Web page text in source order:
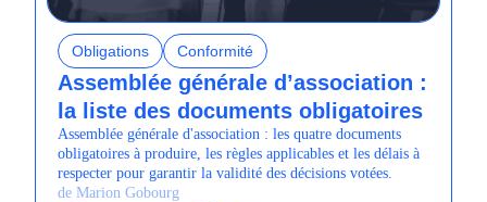
Obligations Conformité
Assemblée générale d’association :
la liste des documents obligatoires
Assemblée générale d'association : les quatre documents
obligatoires à produire, les règles applicables et les délais à
respecter pour garantir la validité des décisions votées.
de Marion Gobourg